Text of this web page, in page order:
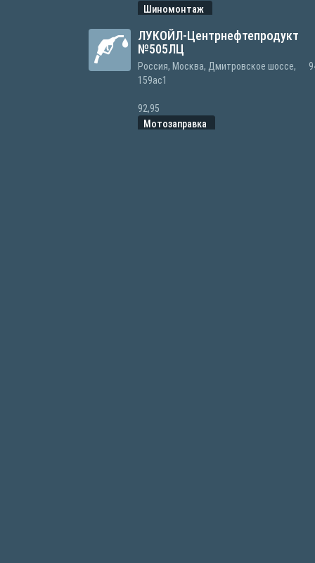
Шиномонтаж
ЛУКОЙЛ-Центрнефтепродукт
№505ЛЦ
Россия, Москва, Дмитровское шоссе,
159ас1
92,95
Мотозаправка